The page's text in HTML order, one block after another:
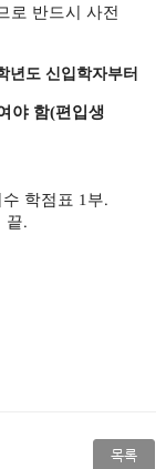
반드시 사전
년도 신입학자부터
야 함(편입생
학점표 1 부.
끝.
목록